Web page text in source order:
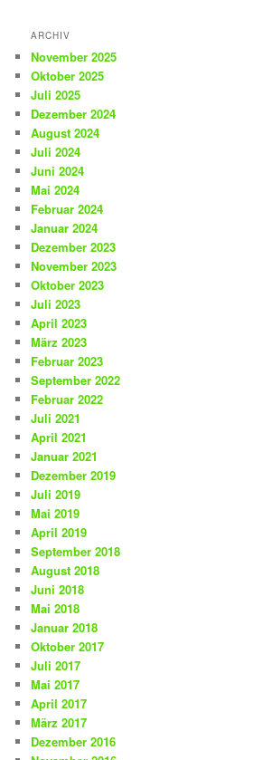
ARCHIV
November 2025
Oktober 2025
Juli 2025
Dezember 2024
August 2024
Juli 2024
Juni 2024
Mai 2024
Februar 2024
Januar 2024
Dezember 2023
November 2023
Oktober 2023
Juli 2023
April 2023
März 2023
Februar 2023
September 2022
Februar 2022
Juli 2021
April 2021
Januar 2021
Dezember 2019
Juli 2019
Mai 2019
April 2019
September 2018
August 2018
Juni 2018
Mai 2018
Januar 2018
Oktober 2017
Juli 2017
Mai 2017
April 2017
März 2017
Dezember 2016